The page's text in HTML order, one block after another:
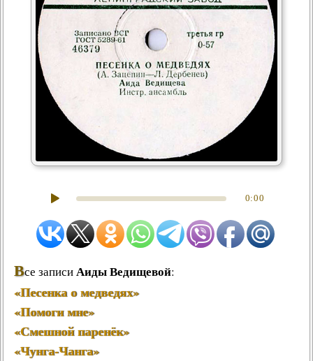
0:00
Все записиАиды Ведищевой:
«Песенка о медведях»
«Помоги мне»
«Смешной паренёк»
«Чунга-Чанга»